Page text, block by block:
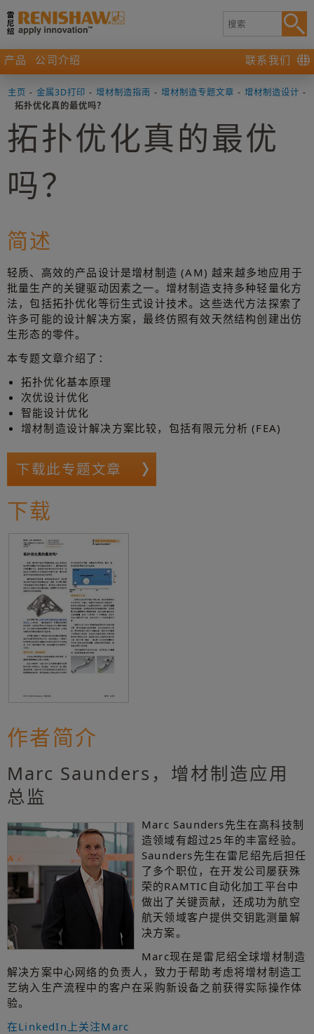
产品 公司介绍 联系我们
主页 - 金属3D打印 - 增材制造指南 - 增材制造专题文章 - 增材制造设计 -
拓扑优化真的最优吗？
拓扑优化真的最优
吗？
简述
轻质、高效的产品设计是增材制造 (AM) 越来越多地应用于
批量生产的关键驱动因素之一。增材制造支持多种轻量化方
法，包括拓扑优化等衍生式设计技术。这些迭代方法探索了
许多可能的设计解决方案，最终仿照有效天然结构创建出仿
生形态的零件。
本专题文章介绍了：
拓扑优化基本原理
次优设计优化
智能设计优化
增材制造设计解决方案比较，包括有限元分析 (FEA)
下载此专题文章
下载
作者简介
Marc Saunders，增材制造应用
总监
Marc Saunders先生在高科技制
造领域有超过25年的丰富经验。
Saunders先生在雷尼绍先后担任
了多个职位，在开发公司屡获殊
荣的RAMTIC自动化加工平台中
做出了关键贡献，还成功为航空
航天领域客户提供交钥匙测量解
决方案。
Marc现在是雷尼绍全球增材制造
解决方案中心网络的负责人，致力于帮助考虑将增材制造工
艺纳入生产流程中的客户在采购新设备之前获得实际操作体
验。
在LinkedIn上关注Marc